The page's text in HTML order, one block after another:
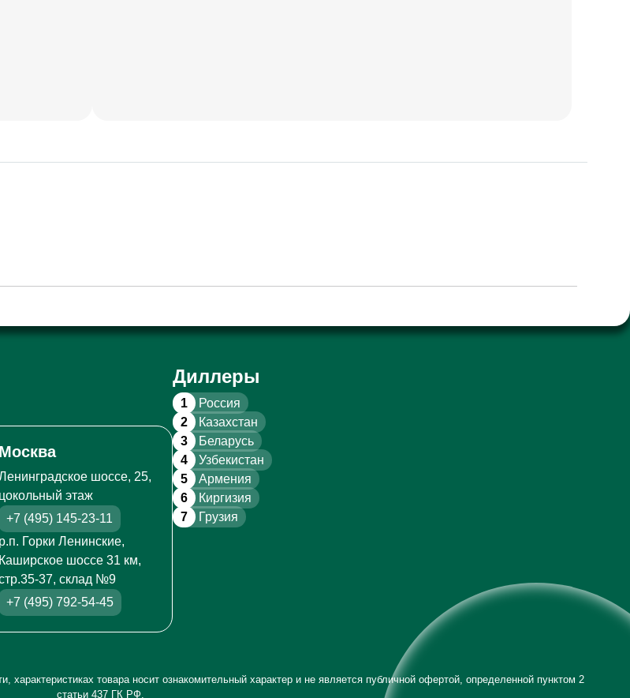
Москва
шоссе, 25,
цокольный этаж
+7 (495) 145-23-11
р.п. Горки Ленинские,
Каширское шоссе 31 км,
37, склад №9
+7 (495) 792-54-45
Диллеры
1
Россия
2
Казахстан
3
Беларусь
4
Узбекистан
5
Армения
6
Киргизия
7
Грузия
товара носит ознакомительный характер и не является публичной офертой, определенной пунктом 2
статьи 437 ГК РФ.